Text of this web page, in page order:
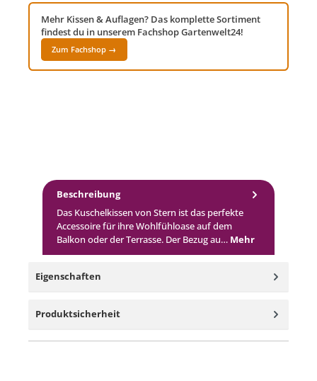
Mehr Kissen & Auflagen? Das komplette Sortiment
findest du in unserem Fachshop Gartenwelt24!
Zum Fachshop →
Beschreibung
Das Kuschelkissen von Stern ist das perfekte
Accessoire für ihre Wohlfühloase auf dem
Balkon oder der Terrasse. Der Bezug au… Mehr
Eigenschaften
Produktsicherheit